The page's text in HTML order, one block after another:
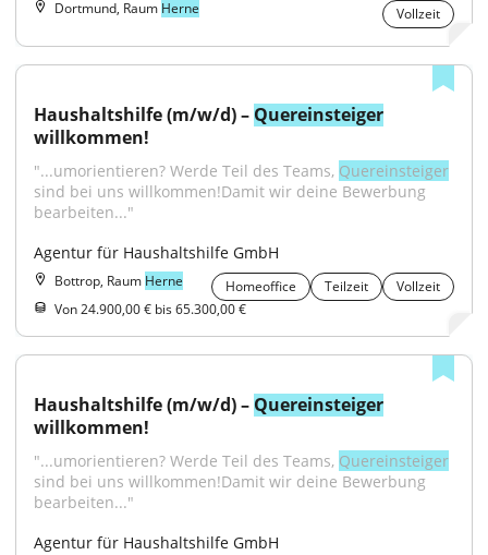
Dortmund, Raum Herne Vollzeit
Haushaltshilfe (m/w/d) – Quereinsteiger
willkommen!
"...umorientieren? Werde Teil des Teams, Quereinsteiger
sind bei uns willkommen!Damit wir deine Bewerbung
bearbeiten..."
Agentur für Haushaltshilfe GmbH
Bottrop, Raum Herne Homeoffice Teilzeit
Vollzeit
Von 24.900,00 € bis 65.300,00 €
Haushaltshilfe (m/w/d) – Quereinsteiger
willkommen!
"...umorientieren? Werde Teil des Teams, Quereinsteiger
sind bei uns willkommen!Damit wir deine Bewerbung
bearbeiten..."
Agentur für Haushaltshilfe GmbH